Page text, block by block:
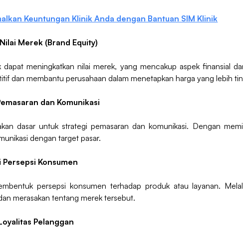
Keuntungan Klinik Anda dengan Bantuan SIM Klinik
Merek (Brand Equity)
dapat meningkatkan nilai merek, yang mencakup aspek finansial
dan membantu perusahaan dalam menetapkan harga yang lebih
dan Komunikasi
dasar untuk strategi pemasaran dan komunikasi. Dengan
dengan target pasar.
Konsumen
persepsi konsumen terhadap produk atau layanan.
merasakan tentang merek tersebut.
Pelanggan